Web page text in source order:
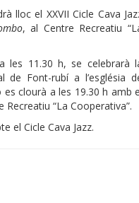
lloc el XXVII Cicle Cava
, al Centre Recreatiu
les 11.30 h, se celebrarà
de Font-rubí a l’església
clourà a les 19.30 h amb
Recreatiu “La Cooperativa”.
el Cicle Cava Jazz.